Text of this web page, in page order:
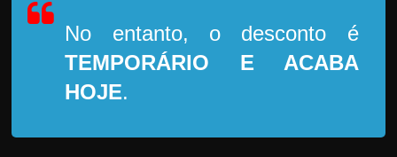
No entanto, o desconto é
TEMPORÁRIO
E ACABA
HOJE.